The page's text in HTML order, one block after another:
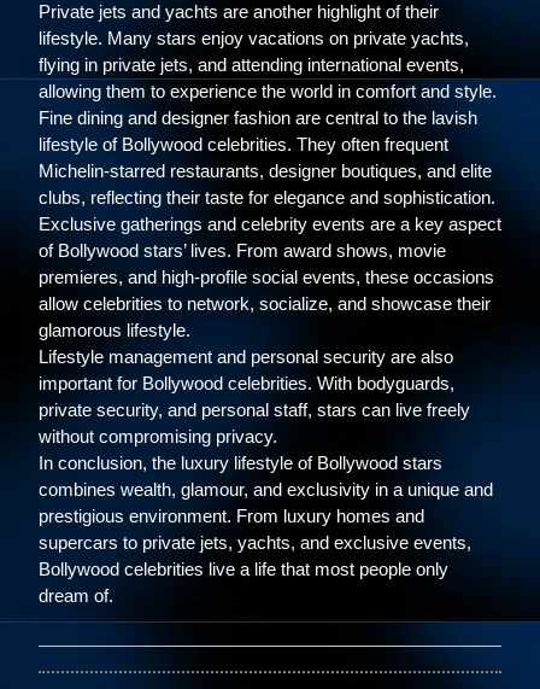
Private jets and yachts are another highlight of their
lifestyle. Many stars enjoy vacations on private yachts,
flying in private jets, and attending international events,
allowing them to experience the world in comfort and style.
Fine dining and designer fashion are central to the lavish
lifestyle of Bollywood celebrities. They often frequent
Michelin-starred restaurants, designer boutiques, and elite
clubs, reflecting their taste for elegance and sophistication.
Exclusive gatherings and celebrity events are a key aspect
of Bollywood stars’ lives. From award shows, movie
premieres, and high-profile social events, these occasions
allow celebrities to network, socialize, and showcase their
glamorous lifestyle.
Lifestyle management and personal security are also
important for Bollywood celebrities. With bodyguards,
private security, and personal staff, stars can live freely
without compromising privacy.
In conclusion, the luxury lifestyle of Bollywood stars
combines wealth, glamour, and exclusivity in a unique and
prestigious environment. From luxury homes and
supercars to private jets, yachts, and exclusive events,
Bollywood celebrities live a life that most people only
dream of.